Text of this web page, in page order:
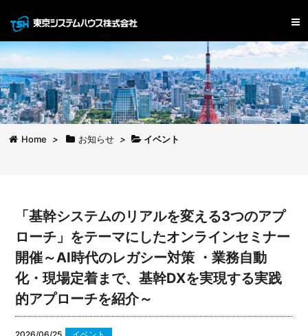
Home > お知らせ > イベント
「基幹システムのリアルを変える3つのアプ
ローチ」をテーマにしたオンラインセミナー
開催～AI時代のレガシー対策 ・業務自動
化・現場定着まで、基幹DXを実現する実践
的アプローチを紹介～